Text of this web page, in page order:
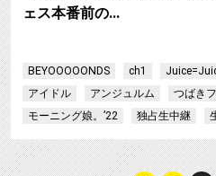
ェス本番前の…
BEYOOOOONDS ch1
アイドル
アンジュルム つばき
モーニング娘。’22
独占生中継